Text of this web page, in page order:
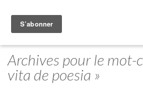
Archives pour le mot-
vita de poesia »